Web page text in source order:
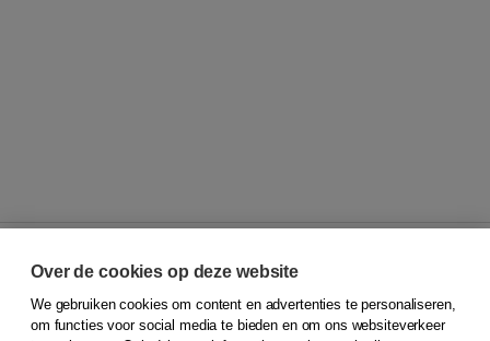
© 2026Koninklijke Boom uitgevers
Over de cookies op deze website
We gebruiken cookies om content en advertenties te personaliseren,
om functies voor social media te bieden en om ons websiteverkeer